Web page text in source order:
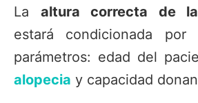
La altura correcta de
estará condicionada por
parámetros: edad del
alopecia y capacidad